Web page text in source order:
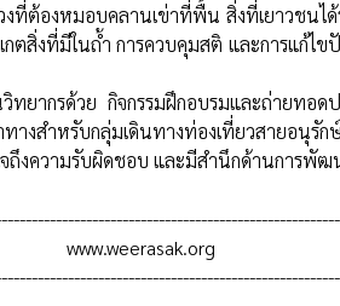
งที่ต้องหมอบคลานเข่าที่พื้น สิ่งที่เยาวชนไ
ตสิ่งที่มีในถ้ำ การควบคุมสติ และการแก้ไ
ทยากรด้วย กิจกรรมฝึกอบรมและถ่ายทอด
สำหรับกลุ่มเดินทางท่องเที่ยวสายอนุรั
จถึงความรับผิดชอบ และมีสำนึกด้านการ
www.weerasak.org